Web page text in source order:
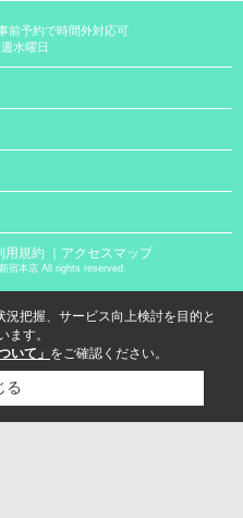
前予約で時間外対応可
水曜日
用規約 ｜アクセスマップ
宿本店 All rights reserved.
把握、サービス向上検討を目的と
ます。
いて」 をご確認ください。
る